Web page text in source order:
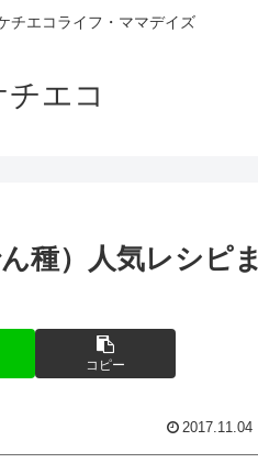
チエコライフ・ママデイズ
チエコ
種）人気レシピま
コピー
2017.11.04